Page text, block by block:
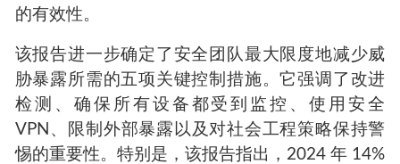
的有效性。
该报告进一步确定了安全团队最大限度地减少威
胁暴露所需的五项关键控制措施。它强调了改进
检测、确保所有设备都受到监控、使用安全
VPN、限制外部暴露以及对社会工程策略保持警
惕的重要性。特别是，该报告指出，2024 年 14%